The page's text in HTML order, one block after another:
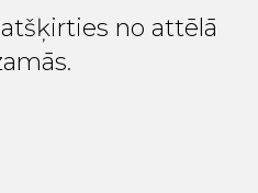
no attēlā